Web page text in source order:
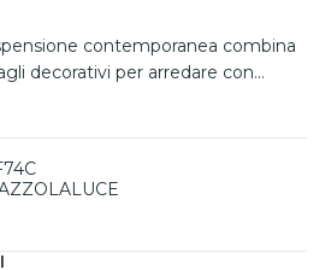
contemporanea combina
decorativi per arredare con
o camera da letto. Il diffusore
in vetro ambra trasparente
luminoso. La struttura nera
installata in serie sopra penisole
permette di adattare